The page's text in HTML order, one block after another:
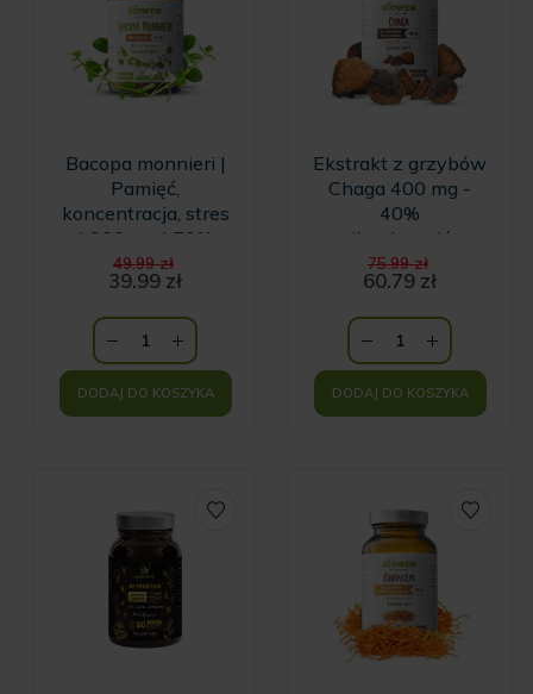
Bacopa monnieri |
Pamięć,
koncentracja, stres
| 300 mg | 50%
bakozydów | 120
kapsułek
49.99zł
cena
49.99 zł.
39.99 zł
cena
wynosi:
39.99 zł.
DODAJ DO KOSZYKA
Ekstrakt z grzybów
Chaga 400 mg -
40%
polisacharydów,
30% beta-
glukanów
75.99zł
cena
75.99 zł.
60.79 zł
cena
wynosi:
60.79 zł.
DODAJ DO KOSZYKA